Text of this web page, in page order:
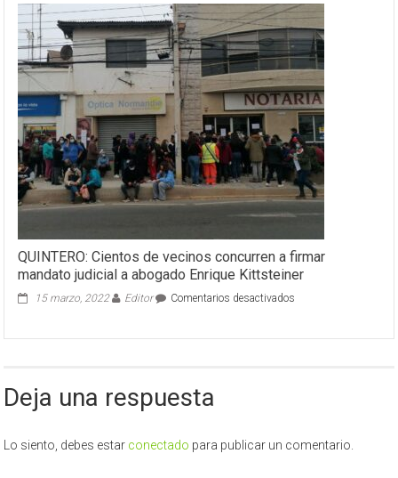
Nuevo
incidente
de
contaminación
afecta
a
estudiantes
Liceo
Politécnico
QUINTERO: Cientos de vecinos concurren a firmar
mandato judicial a abogado Enrique Kittsteiner
15 marzo, 2022 Editor Comentarios desactivados
judicial
Deja una respuesta
Lo siento, debes estar conectado para publicar un comentario.